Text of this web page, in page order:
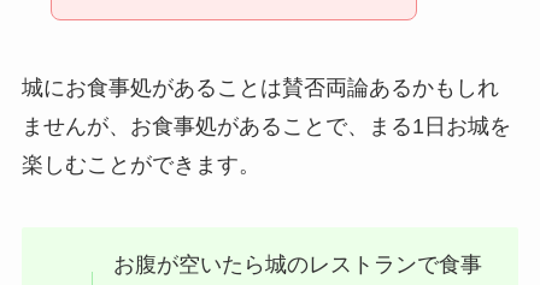
城にお食事処があることは賛否両論あるかもしれ
ませんが、お食事処があることで、まる1日お城を
楽しむことができます。
お腹が空いたら城のレストランで食事